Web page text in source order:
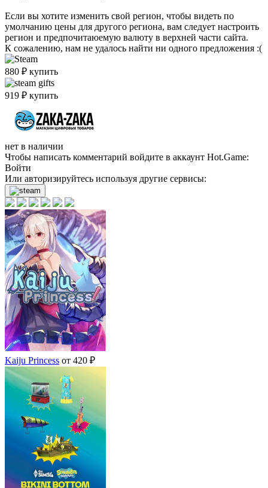
Если вы хотите изменить свой регион, чтобы видеть по
умолчанию цены для другого региона, вам следует настроить
регион и предпочитаюемую валюту в верхней части сайта.
К сожалению, нам не удалось найти ни одного предложения :(
880 ₽ купить
919 ₽ купить
нет в наличии
Чтобы написать комментарий войдите в аккаунт Hot.Game:
Войти
Или авторизируйтесь используя другие сервисы:
Kaiju Princess от 420 ₽